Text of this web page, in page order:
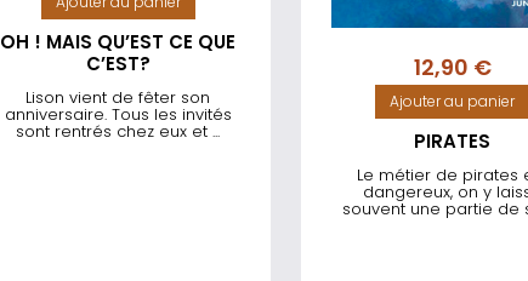
OH ! MAIS QU’EST CE QUE
C’EST?
Lison vient de fêter son
anniversaire. Tous les invités
sont rentrés chez eux et ...
12,90 €
Ajouter au panier
PIRATES
Le métier de pirates
dangereux, on y
souvent une partie de